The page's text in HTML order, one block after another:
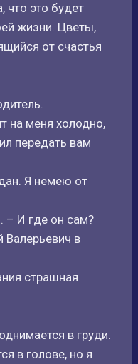
что это будет
жизни. Цветы,
от счастья
на меня холодно,
передать вам
Я немею от
– И где он сам?
в
страшная
в груди.
в голове, но я